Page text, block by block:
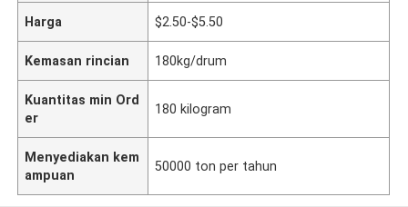
Harga $2.50-$5.50
Kemasan rincian 180kg/drum
Kuantitas min Ord
er
180 kilogram
Menyediakan kem
ampuan
50000 ton per tahun